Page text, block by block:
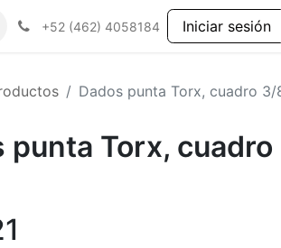
+52 (462) 4058184 Iniciar sesión
Dados punta Torx, cuadro 3/
punta Torx,